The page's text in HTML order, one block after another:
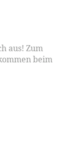
aus! Zum
beim